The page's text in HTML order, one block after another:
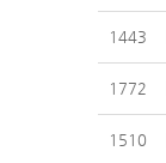
1443
1772
1510